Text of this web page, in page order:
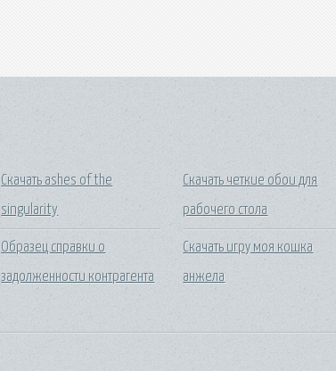
Скачать ashes of the
singularity
Образец справки о
задолженности контрагента
Скачать четкие обои для
рабочего стола
Скачать игру моя кошка
анжела